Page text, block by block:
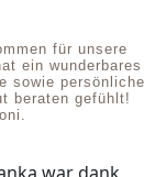
für unsere
ein wunderbares
sowie persönliche
beraten gefühlt!